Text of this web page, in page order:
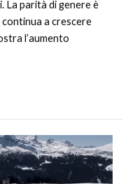
La parità di genere è
a crescere
l’aumento